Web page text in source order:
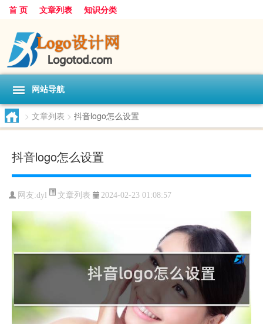
首 页 文章列表 知识分类
网站导航
> 文章列表 > 抖音logo怎么设置
抖音logo怎么设置
网友:dyl 文章列表 2024-02-23 01:08:57